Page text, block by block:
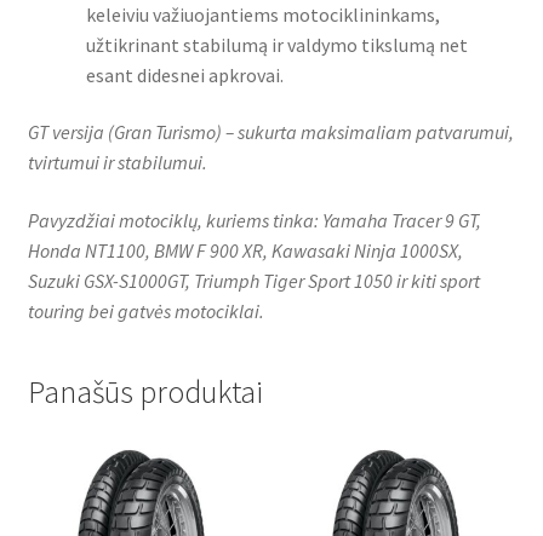
keleiviu važiuojantiems motociklininkams,
užtikrinant stabilumą ir valdymo tikslumą net
esant didesnei apkrovai.
GT versija (Gran Turismo) – sukurta maksimaliam patvarumui,
tvirtumui ir stabilumui.
Pavyzdžiai motociklų, kuriems tinka: Yamaha Tracer 9 GT,
Honda NT1100, BMW F 900 XR, Kawasaki Ninja 1000SX,
Suzuki GSX-S1000GT, Triumph Tiger Sport 1050 ir kiti sport
touring bei gatvės motociklai.
Panašūs produktai